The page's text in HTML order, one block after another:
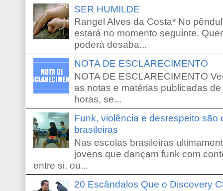
SER HUMILDE
Rangel Alves da Costa* No
estará no momento seguinte.
poderá desaba...
NOTA DE ESCLARECIMENTO
NOTA DE ESCLARECIMENTO
as notas e matérias publicadas
horas, se...
Funk, violência e desrespeito são
brasileiras
Nas escolas brasileiras
jovens que dançam funk com
entre si, ou...
20 Escândalos Que o Discovery